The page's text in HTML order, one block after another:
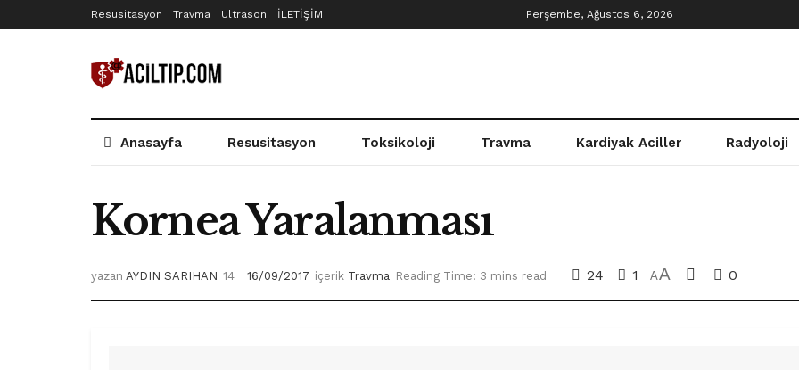
Resusitasyon Travma Ultrason İLETİŞİM Perşembe, Ağustos 6, 2026
Anasayfa Resusitasyon Toksikoloji Travma Kardiyak Aciller Radyoloji
Kornea Yaralanması
yazan AYDIN SARIHAN 16/09/2017 içerik Travma Reading Time: 3 mins read 24 1 AA 0